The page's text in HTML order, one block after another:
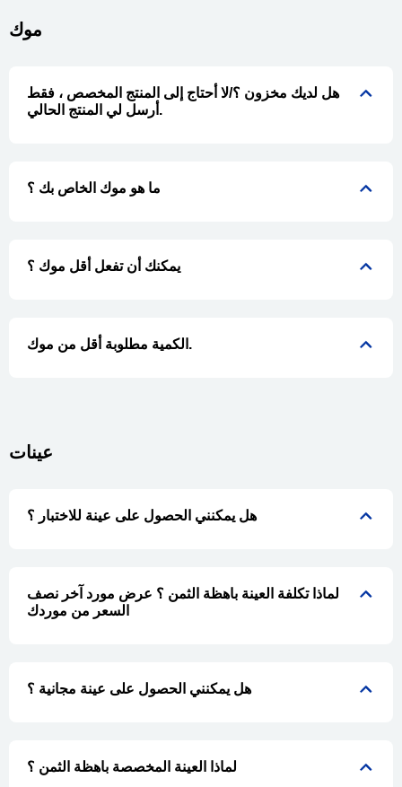
موك
هل لديك مخزون ؟/لا أحتاج إلى المنتج المخصص ، فقط
أرسل لي المنتج الحالي.
ما هو موك الخاص بك ؟
يمكنك أن تفعل أقل موك ؟
الكمية مطلوبة أقل من موك.
عينات
هل يمكنني الحصول على عينة للاختبار ؟
لماذا تكلفة العينة باهظة الثمن ؟ عرض مورد آخر نصف
السعر من موردك
هل يمكنني الحصول على عينة مجانية ؟
لماذا العينة المخصصة باهظة الثمن ؟